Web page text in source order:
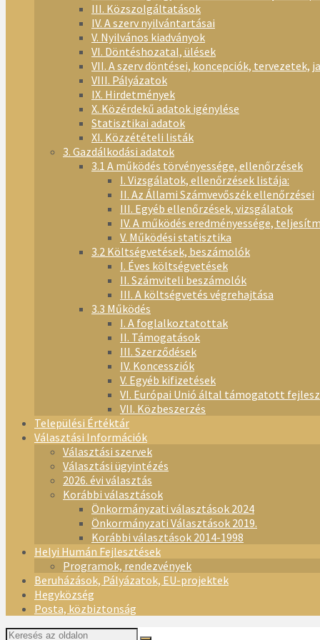
III. Közszolgáltatások
IV. A szerv nyilvántartásai
V. Nyilvános kiadványok
VI. Döntéshozatal, ülések
VII. A szerv döntései, koncepciók, tervezetek,
VIII. Pályázatok
IX. Hirdetmények
X. Közérdekű adatok igénylése
Statisztikai adatok
XI. Közzétételi listák
3. Gazdálkodási adatok
3.1 A működés törvényessége, ellenőrzések
I. Vizsgálatok, ellenőrzések listája:
II. Az Állami Számvevőszék ellenőrzései
III. Egyéb ellenőrzések, vizsgálatok
IV. A működés eredményessége,
V. Működési statisztika
3.2 Költségvetések, beszámolók
I. Éves költségvetések
II. Számviteli beszámolók
III. A költségvetés végrehajtása
3.3 Működés
I. A foglalkoztatottak
II. Támogatások
III. Szerződések
IV. Koncessziók
V. Egyéb kifizetések
VI. Európai Unió által támogatott
VII. Közbeszerzés
Települési Értéktár
Választási Információk
Választási szervek
Választási ügyintézés
2026. évi választás
Korábbi választások
Önkormányzati választások 2024
Önkormányzati Választások 2019.
Korábbi választások 2014-1998
Helyi Humán Fejlesztések
Programok, rendezvények
Beruházások, Pályázatok, EU-projektek
Hegyközség
Posta, közbiztonság